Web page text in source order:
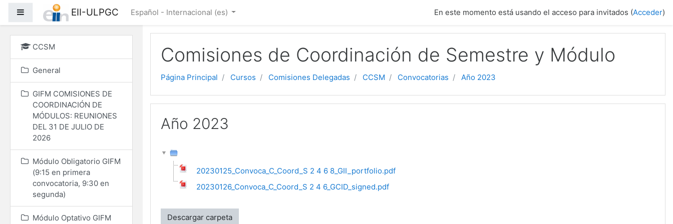
Panel lateral EII-ULPGC Español - Internacional ‎(es)‎ En este momento está usando el acceso para invitados (Acceder)
Comisiones de Coordinación de Semestre y Módulo
Página Principal Cursos Comisiones Delegadas CCSM Convocatorias Año 2023
Año 2023
20230125_Convoca_C_Coord_S 2 4 6 8_GII_portfolio.pdf
20230126_Convoca_C_Coord_S 2 4 6_GCID_signed.pdf
Descargar carpeta
CCSM
General
GIFM COMISIONES DE
COORDINACIÓN DE
MÓDULOS: REUNIONES
DEL 31 DE JULIO DE
2026
Módulo Obligatorio GIFM
(9:15 en primera
convocatoria, 9:30 en
segunda)
Módulo Optativo GIFM